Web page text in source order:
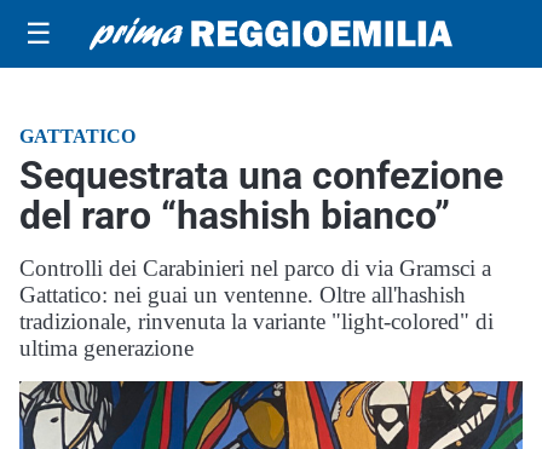
☰
GATTATICO
Sequestrata una confezione
del raro “hashish bianco”
Controlli dei Carabinieri nel parco di via Gramsci a
Gattatico: nei guai un ventenne. Oltre all'hashish
tradizionale, rinvenuta la variante "light-colored" di
ultima generazione